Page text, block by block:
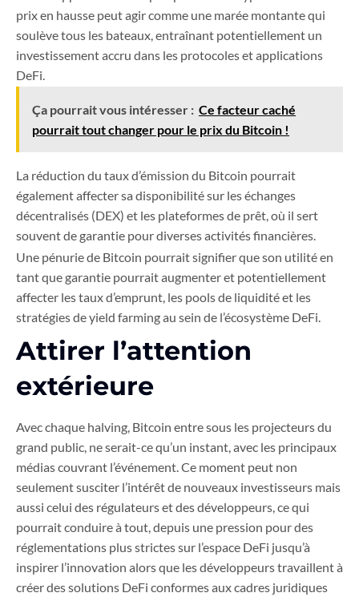
prix en hausse peut agir comme une marée montante qui
soulève tous les bateaux, entraînant potentiellement un
investissement accru dans les protocoles et applications
DeFi.
Ça pourrait vous intéresser : Ce facteur caché
pourrait tout changer pour le prix du Bitcoin !
La réduction du taux d’émission du Bitcoin pourrait
également affecter sa disponibilité sur les échanges
décentralisés (DEX) et les plateformes de prêt, où il sert
souvent de garantie pour diverses activités financières.
Une pénurie de Bitcoin pourrait signifier que son utilité en
tant que garantie pourrait augmenter et potentiellement
affecter les taux d’emprunt, les pools de liquidité et les
stratégies de yield farming au sein de l’écosystème DeFi.
Attirer l’attention
extérieure
Avec chaque halving, Bitcoin entre sous les projecteurs du
grand public, ne serait-ce qu’un instant, avec les principaux
médias couvrant l’événement. Ce moment peut non
seulement susciter l’intérêt de nouveaux investisseurs mais
aussi celui des régulateurs et des développeurs, ce qui
pourrait conduire à tout, depuis une pression pour des
réglementations plus strictes sur l’espace DeFi jusqu’à
inspirer l’innovation alors que les développeurs travaillent à
créer des solutions DeFi conformes aux cadres juridiques